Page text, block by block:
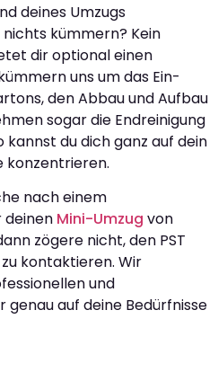
deines Umzugs
kümmern? Kein
dir optional einen
uns um das Ein-
den Abbau und Aufbau
sogar die Endreinigung
kannst du dich ganz auf dein
konzentrieren.
nach einem
deinen Mini-Umzug von
zögere nicht, den PST
kontaktieren. Wir
und
genau auf deine Bedürfnisse